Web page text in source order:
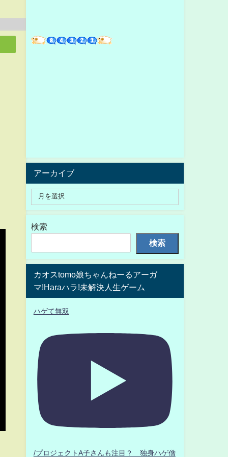
アーカイブ
検索
検索
カオスtomo娘ちゃんねーるアーガ
マ!Haraハラ!未解決人生ゲーム
ハゲて無双
/プロジェクトA子さんも注目？ 独身ハゲ僧